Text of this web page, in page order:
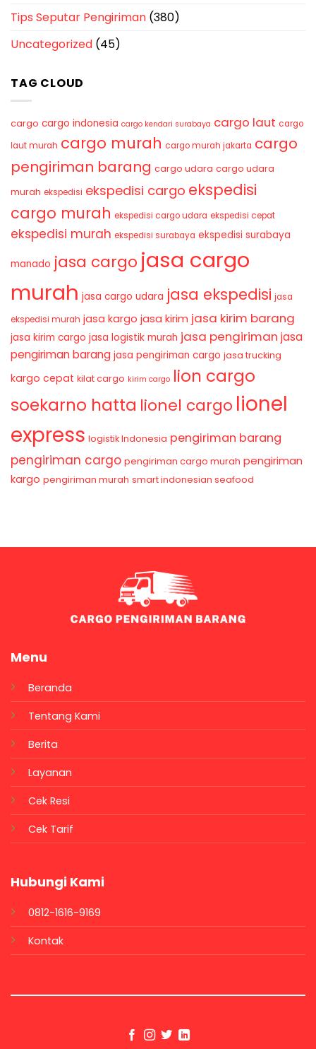
Tips Seputar Pengiriman (380)
Uncategorized (45)
TAG CLOUD
cargo cargo indonesia cargo kendari surabaya cargo laut cargo
laut murah cargo murah cargo murah jakarta cargo
pengiriman barang cargo udara cargo udara
murah ekspedisi ekspedisi cargo ekspedisi
cargo murah ekspedisi cargo udara ekspedisi cepat
ekspedisi murah ekspedisi surabaya ekspedisi surabaya
manado jasa cargo jasa cargo
murah jasa cargo udara jasa ekspedisi jasa
ekspedisi murah jasa kargo jasa kirim jasa kirim barang
jasa kirim cargo jasa logistik murah jasa pengiriman jasa
pengiriman barang jasa pengiriman cargo jasa trucking
kargo cepat kilat cargo kirim cargo lion cargo
soekarno hatta lionel cargo lionel
express logistik Indonesia pengiriman barang
pengiriman cargo pengiriman cargo murah pengiriman
kargo pengiriman murah smart indonesian seafood
Menu
Beranda
Tentang Kami
Berita
Layanan
Cek Resi
Cek Tarif
Hubungi Kami
0812-1616-9169
Kontak